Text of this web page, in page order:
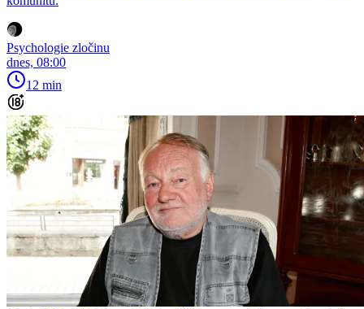
Psychologie zločinu
dnes, 08:00
12 min